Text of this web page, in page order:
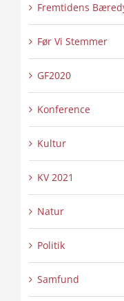
Fremtidens
Før Vi Stemmer
GF2020
Konference
Kultur
KV 2021
Natur
Politik
Samfund